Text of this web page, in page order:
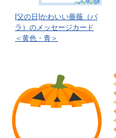
[父の日]かわいい薔薇（バ
ラ）のメッセージカード
＜黄色・青＞